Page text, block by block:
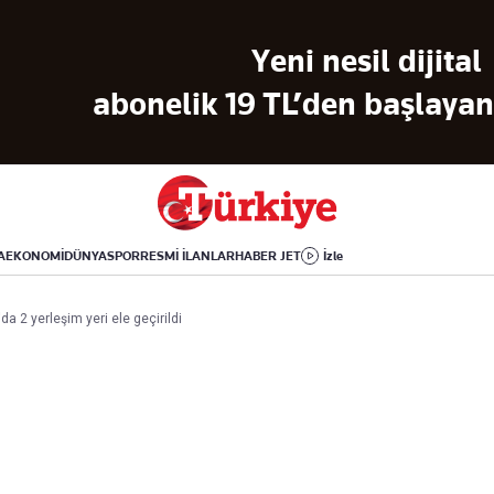
Yeni nesil dijital
abonelik 19 TL’den
EKONOMİDÜNYASPORRESMİ İLANLARHABER JET İzle
İsrail-Gazze
Yemek
Aktüel
Sinema
Kitap
2 yerleşim yeri ele geçirildi